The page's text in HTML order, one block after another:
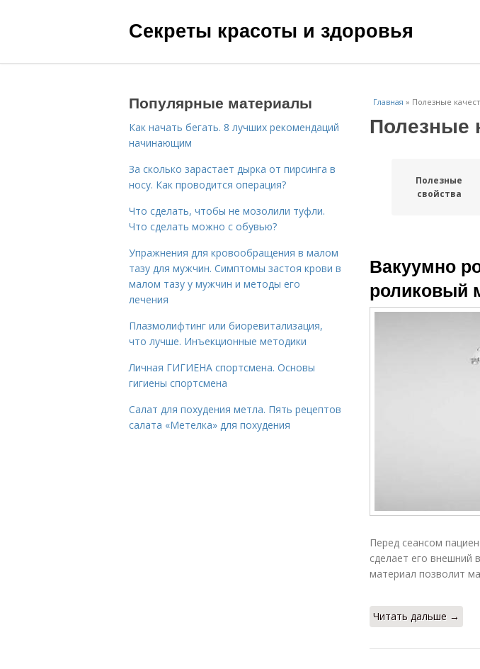
Секреты красоты и здоровья
Главная » Полезные
Полезные
Полезные
свойства
Вакуумно
роликовый
Перед сеансом
сделает его внешний
материал позволит
Читать дальше →
Популярные материалы
Как начать бегать. 8 лучших рекомендаций
начинающим
За сколько зарастает дырка от пирсинга в
носу. Как проводится операция?
Что сделать, чтобы не мозолили туфли.
Что сделать можно с обувью?
Упражнения для кровообращения в малом
тазу для мужчин. Симптомы застоя крови в
малом тазу у мужчин и методы его
лечения
Плазмолифтинг или биоревитализация,
что лучше. Инъекционные методики
Личная ГИГИЕНА спортсмена. Основы
гигиены спортсмена
Салат для похудения метла. Пять рецептов
салата «Метелка» для похудения